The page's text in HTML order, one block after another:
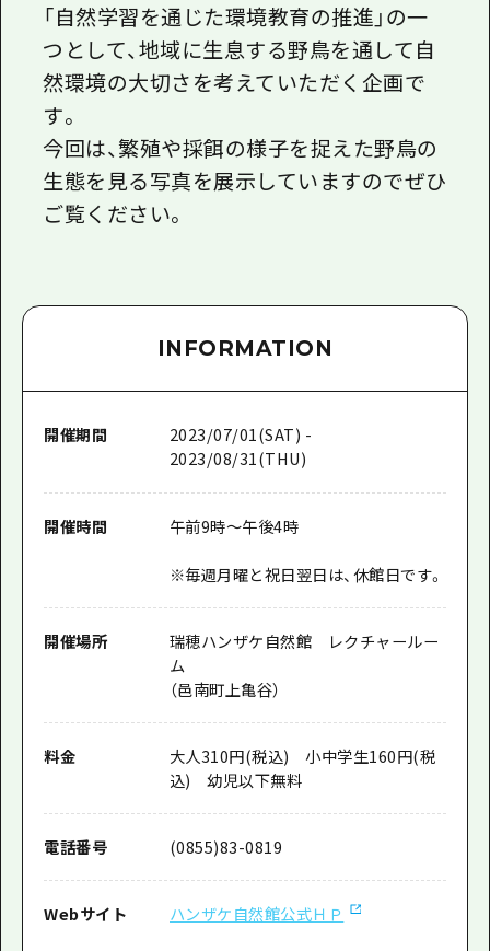
フォトダウンロード
関連リンク
「自然学習を通じた環境教育の推進」の一
つとして、地域に生息する野鳥を通して自
然環境の大切さを考えていただく企画で
す。
今回は、繁殖や採餌の様子を捉えた野鳥の
生態を見る写真を展示していますのでぜひ
ご覧ください。
INFORMATION
開催期間
2023/07/01(SAT) -
2023/08/31(THU)
開催時間 午前9時～午後4時
※毎週月曜と祝日翌日は、休館日です。
開催場所
瑞穂ハンザケ自然館 レクチャールー
ム
（邑南町上亀谷）
料金
大人310円(税込) 小中学生160円(税
込) 幼児以下無料
電話番号 (0855)83-0819
Webサイト ハンザケ自然館公式ＨＰ